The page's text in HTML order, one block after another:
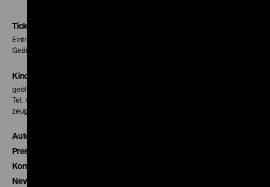
Tickets
Eintritt 5 €
Geänderte Preise sind im Programm vermerkt.
Kinokasse
geöffnet 30 Minuten vor Beginn der ersten Vorstellung
Tel. + 49 30 20304-770
zeughauskino@dhm.de
Autor*innen
Presse
Kontakt
Newsletter